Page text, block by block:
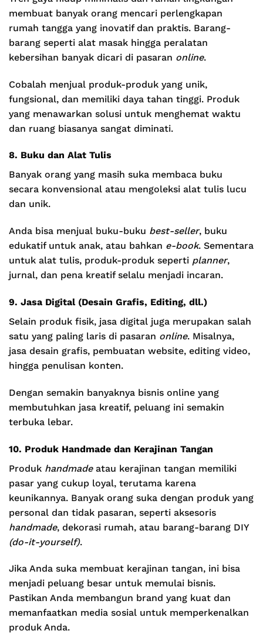
membuat banyak orang mencari perlengkapan
rumah tangga yang inovatif dan praktis. Barang-
barang seperti alat masak hingga peralatan
kebersihan banyak dicari di pasaran online.
Cobalah menjual produk-produk yang unik,
fungsional, dan memiliki daya tahan tinggi. Produk
yang menawarkan solusi untuk menghemat waktu
dan ruang biasanya sangat diminati.
8. Buku dan Alat Tulis
Banyak orang yang masih suka membaca buku
secara konvensional atau mengoleksi alat tulis lucu
dan unik.
Anda bisa menjual buku-buku best-seller, buku
edukatif untuk anak, atau bahkan e-book. Sementara
untuk alat tulis, produk-produk seperti planner,
jurnal, dan pena kreatif selalu menjadi incaran.
9. Jasa Digital (Desain Grafis, Editing, dll.)
Selain produk fisik, jasa digital juga merupakan salah
satu yang paling laris di pasaran online. Misalnya,
jasa desain grafis, pembuatan website, editing video,
hingga penulisan konten.
Dengan semakin banyaknya bisnis online yang
membutuhkan jasa kreatif, peluang ini semakin
terbuka lebar.
10. Produk Handmade dan Kerajinan Tangan
Produk handmadeatau kerajinan tangan memiliki
pasar yang cukup loyal, terutama karena
keunikannya. Banyak orang suka dengan produk yang
personal dan tidak pasaran, seperti aksesoris
handmade, dekorasi rumah, atau barang-barang DIY
(do-it-yourself).
Jika Anda suka membuat kerajinan tangan, ini bisa
menjadi peluang besar untuk memulai bisnis.
Pastikan Anda membangun brand yang kuat dan
memanfaatkan media sosial untuk memperkenalkan
produk Anda.